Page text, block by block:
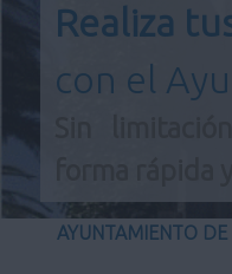
Realiza
con el
AYUNTAMIENTO DE